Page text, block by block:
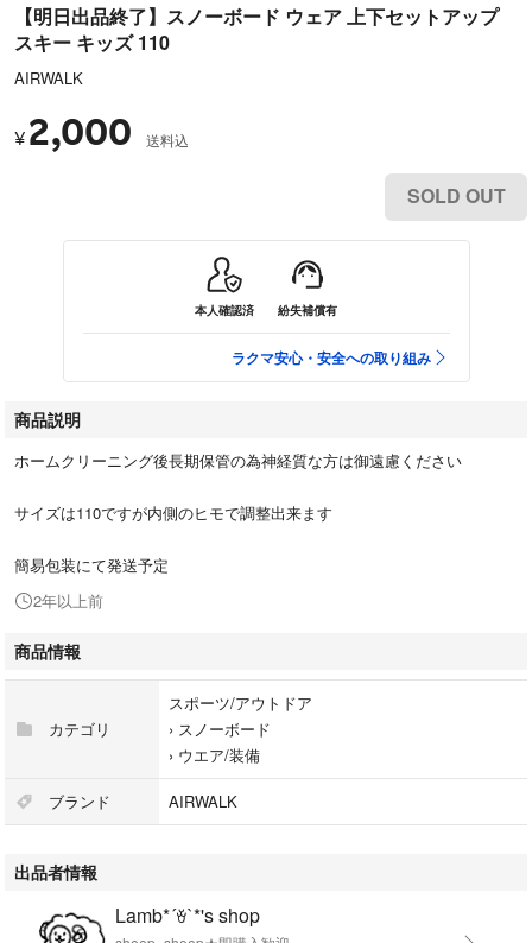
【明日出品終了】スノーボード ウェア 上下セットアップ
スキー キッズ 110
AIRWALK
¥ 2,000 送料込
SOLD OUT
本人確認済 紛失補償有
ラクマ安心・安全への取り組み
商品説明
ホームクリーニング後長期保管の為神経質な方は御遠慮ください
サイズは110ですが内側のヒモで調整出来ます
簡易包装にて発送予定
2年以上前
商品情報
カテゴリ
スポーツ/アウトドア
› スノーボード
› ウエア/装備
ブランド AIRWALK
出品者情報
Lamb*´ꈊ`*'s shop